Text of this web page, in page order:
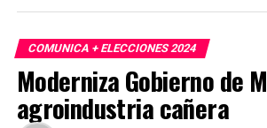
COMUNICA + ELECCIONES 2024
Moderniza Gobierno de
agroindustria cañera